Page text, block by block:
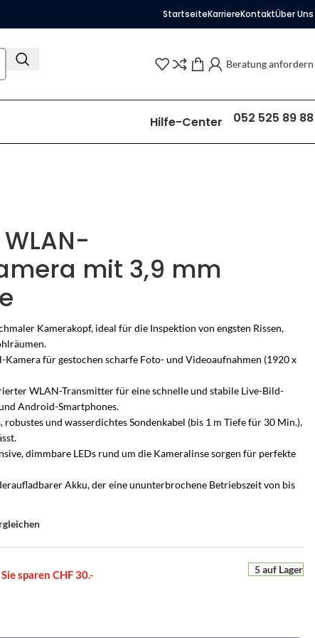
StartseiteKarriereKontaktÜber Uns
Beratung anfordern
–
Sie es
– mit Bild
BERATUNG
Alarmanlage passt zu
PERSÖNLICHE BERATUNG
Hilfe-Center 052 525 89 88
mit 3,9 mm
Kamerakopf, ideal für die Inspektion von engsten Rissen,
Kamera für gestochen scharfe Foto- und Videoaufnahmen (1920 x
WLAN-Transmitter für eine schnelle und stabile Live-Bild-
Android-Smartphones.
robustes und wasserdichtes Sondenkabel (bis 1 m Tiefe für 30 Min.),
dimmbare LEDs rund um die Kameralinse sorgen für perfekte
Akku, der eine ununterbrochene Betriebszeit von bis
Sie sparen CHF 30.- 5 auf Lager